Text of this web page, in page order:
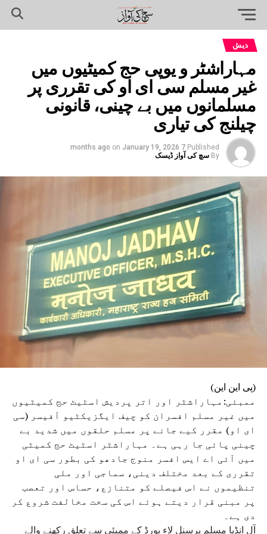
دیش
مہاراشٹر و یوپی حج کمیٹیوں میں
غیر مسلم سی ای او کی تقرری پر
مسلمانوں میں بے چینی، قانونی
چیلنج کی تیاری
Published
7 months ago
on January 19, 2026
By سچ کی آواز ڈیسک
(پی این این)
ممبئی:مہاراشٹر اور اتر پردیش اسٹیٹ حج کمیٹیوں
میں غیر مسلم افسران کو چیف ایگزیکٹیو آفیسر (سی
ای او) مقرر کیے جانے پر مسلم حلقوں میں شدید بے
چینی پائی جا رہی ہے۔ مہاراشٹر اسٹیٹ حج کمیٹی
میں آئی اے ایس افسر منوج جادھو کی بطور سی ای او
تقرری کے بعد مختلف دینی، سماجی اور ملی
تنظیموں نے اس فیصلے کو متنازع، حساس اور تعصب
پر مبنی قرار دیتے ہوئے اس کی سخت مخالفت شروع کر
دی ہے۔
آل انڈیا مسلم پرسنل لاء بورڈ کے ممبئی سے تعلق رکھنے والے